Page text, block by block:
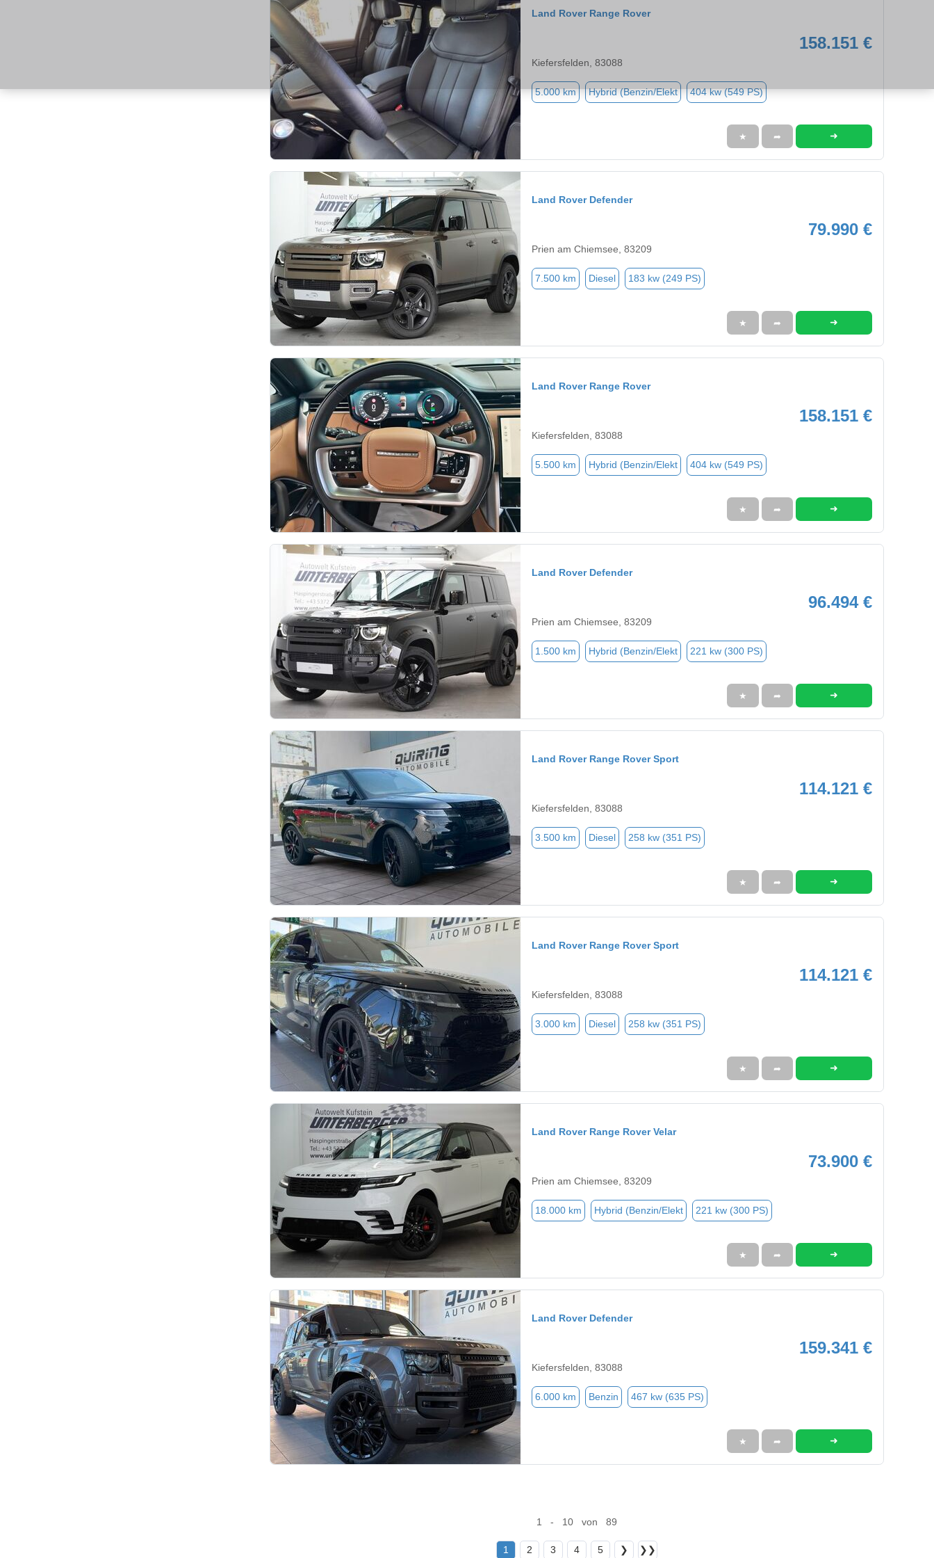
Land Rover Range Rover
158.151 €
Kiefersfelden, 83088
5.000 km Hybrid (Benzin/Elekt 404 kw (549 PS)
★ ➦ ➜
Land Rover Defender
79.990 €
Prien am Chiemsee, 83209
7.500 km Diesel 183 kw (249 PS)
★ ➦ ➜
Land Rover Range Rover
158.151 €
Kiefersfelden, 83088
5.500 km Hybrid (Benzin/Elekt 404 kw (549 PS)
★ ➦ ➜
Land Rover Defender
96.494 €
Prien am Chiemsee, 83209
1.500 km Hybrid (Benzin/Elekt 221 kw (300 PS)
★ ➦ ➜
Land Rover Range Rover Sport
114.121 €
Kiefersfelden, 83088
3.500 km Diesel 258 kw (351 PS)
★ ➦ ➜
Land Rover Range Rover Sport
114.121 €
Kiefersfelden, 83088
3.000 km Diesel 258 kw (351 PS)
★ ➦ ➜
Land Rover Range Rover Velar
73.900 €
Prien am Chiemsee, 83209
18.000 km Hybrid (Benzin/Elekt 221 kw (300 PS)
★ ➦ ➜
Land Rover Defender
159.341 €
Kiefersfelden, 83088
6.000 km Benzin 467 kw (635 PS)
★ ➦ ➜
1 - 10 von 89
1 2 3 4 5 ❯ ❯❯